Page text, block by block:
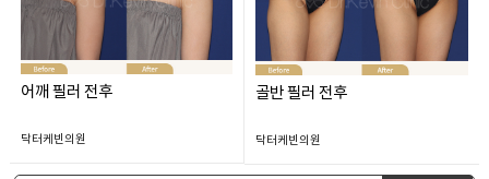
어깨 필러 전후
닥터케빈의원
골반 필러 전후
닥터케빈의원